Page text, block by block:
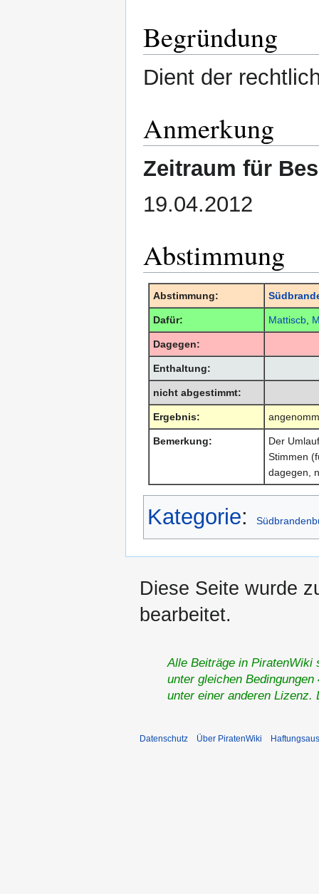
Begründung
Dient der
Anmerkung
Zeitraum für
19.04.2012
Abstimmung
Abstimmung:
Dafür: Mattiscb
Dagegen:
Enthaltung:
nicht abgestimmt:
Ergebnis:
Bemerkung:
Der
Stimmen
dagegen,
Kategorie:
Diese Seite wurde
bearbeitet.
Alle Beiträge in PiratenWiki
unter gleichen
unter einer anderen
Datenschutz Über PiratenWiki